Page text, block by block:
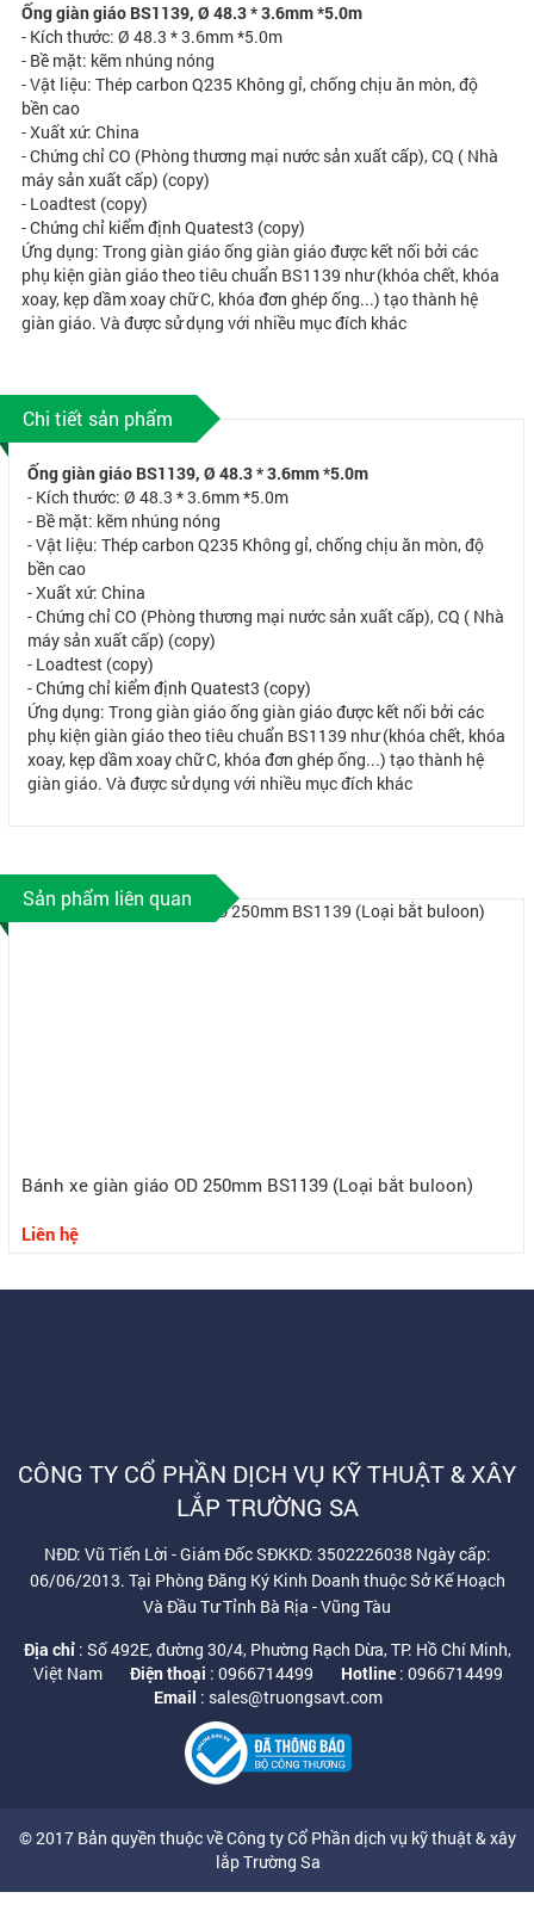
Ống giàn giáo BS1139, Ø 48.3 * 3.6mm *5.0m
- Kích thước: Ø 48.3 * 3.6mm *5.0m
- Bề mặt: kẽm nhúng nóng
- Vật liệu: Thép carbon Q235 Không gỉ, chống chịu ăn mòn, độ
bền cao
- Xuất xứ: China
- Chứng chỉ CO (Phòng thương mại nước sản xuất cấp), CQ ( Nhà
máy sản xuất cấp) (copy)
- Loadtest (copy)
- Chứng chỉ kiểm định Quatest3 (copy)
Ứng dụng: Trong giàn giáo ống giàn giáo được kết nối bởi các
phụ kiện giàn giáo theo tiêu chuẩn BS1139 như (khóa chết, khóa
xoay, kẹp dầm xoay chữ C, khóa đơn ghép ống...) tạo thành hệ
giàn giáo. Và được sử dụng với nhiều mục đích khác
Chi tiết sản phẩm
Ống giàn giáo BS1139, Ø 48.3 * 3.6mm *5.0m
- Kích thước: Ø 48.3 * 3.6mm *5.0m
- Bề mặt: kẽm nhúng nóng
- Vật liệu: Thép carbon Q235 Không gỉ, chống chịu ăn mòn, độ
bền cao
- Xuất xứ: China
- Chứng chỉ CO (Phòng thương mại nước sản xuất cấp), CQ ( Nhà
máy sản xuất cấp) (copy)
- Loadtest (copy)
- Chứng chỉ kiểm định Quatest3 (copy)
Ứng dụng: Trong giàn giáo ống giàn giáo được kết nối bởi các
phụ kiện giàn giáo theo tiêu chuẩn BS1139 như (khóa chết, khóa
xoay, kẹp dầm xoay chữ C, khóa đơn ghép ống...) tạo thành hệ
giàn giáo. Và được sử dụng với nhiều mục đích khác
Sản phẩm liên quan
Bánh xe giàn giáo OD 250mm BS1139 (Loại bắt buloon)
Liên hệ
CÔNG TY CỔ PHẦN DỊCH VỤ KỸ THUẬT & XÂY
LẮP TRƯỜNG SA
NĐD: Vũ Tiến Lời - Giám Đốc SĐKKD: 3502226038 Ngày cấp:
06/06/2013. Tại Phòng Đăng Ký Kinh Doanh thuộc Sở Kế Hoạch
Và Đầu Tư Tỉnh Bà Rịa - Vũng Tàu
Địa chỉ : Số 492E, đường 30/4, Phường Rạch Dừa, TP. Hồ Chí Minh,
Việt Nam
Điện thoại : 0966714499 Hotline: 0966714499
Email : sales@truongsavt.com
© 2017 Bản quyền thuộc về Công ty Cổ Phần dịch vụ kỹ thuật & xây
lắp Trường Sa